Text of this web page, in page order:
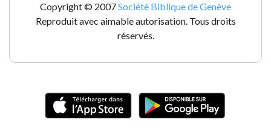
Copyright © 2007Société Biblique de Genève
Reproduit avec aimable autorisation. Tous droits
réservés.